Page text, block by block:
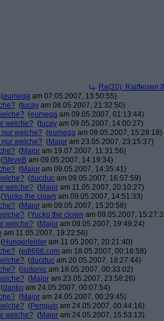
Re(20): Raiffeisen
(eumega am 07.05.2007, 13:50:55)
(tucay am 08.05.2007, 21:32:50)
(eumega am 09.05.2007, 01:13:44)
welche? (tucay am 09.05.2007, 14:00:27)
nur welche? (eumega am 09.05.2007, 15:28:18)
nur welche? (Major am 23.05.2007, 23:15:37)
(Major am 19.07.2007, 11:31:56)
(SteveB am 09.05.2007, 14:19:34)
(Major am 09.05.2007, 14:35:41)
(ducduc am 09.05.2007, 16:57:59)
welche? (Major am 11.05.2007, 20:10:27)
(Yucko the clown am 09.05.2007, 14:51:33)
(Major am 09.05.2007, 15:20:58)
(Yucko the clown am 09.05.2007,
welche? (Major am 09.05.2007, 19:49:24)
am 11.05.2007, 19:22:56)
(Hungerleider am 11.05.2007, 20:21:40)
(edi666.com am 18.05.2007, 00:16:58)
(ducduc am 20.05.2007, 18:27:44)
(isotonic am 18.05.2007, 00:33:02)
(Major am 23.05.2007, 23:58:26)
(danko am 24.05.2007, 00:07:54)
(Major am 24.05.2007, 00:29:45)
(Penguin am 24.05.2007, 00:44:16)
welche? (Major am 24.05.2007, 15:53:13)